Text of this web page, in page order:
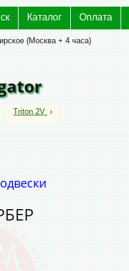
Каталог Оплата
(Москва + 4 часа)
Triton 2V ›